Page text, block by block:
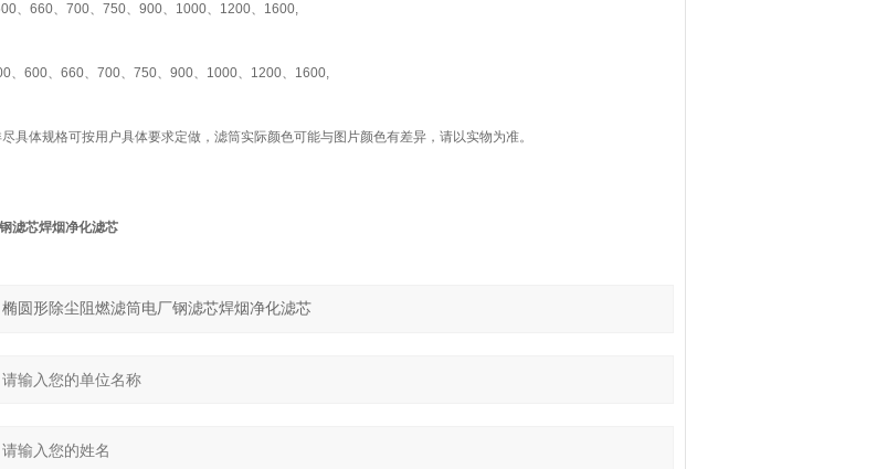
、660、700、750、900、1000、1200、1600,
、600、660、700、750、900、1000、1200、1600,
具体规格可按用户具体要求定做，滤筒实际颜色可能与图片颜色有差异，请以实物为准。
滤芯焊烟净化滤芯